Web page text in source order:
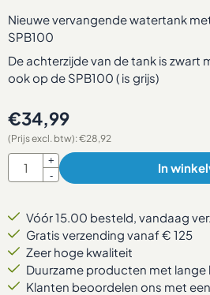
Nieuwe vervangende watertank
SPB100
De achterzijde van de tank is zwart
ook op de SPB100 ( is grijs)
€34,99
(Prijs excl. btw):€28,92
Aantal
+
-
In
Vóór 15.00 besteld, vandaag
Gratis verzending vanaf € 125
Zeer hoge kwaliteit
Duurzame producten met lange
Klanten beoordelen ons met